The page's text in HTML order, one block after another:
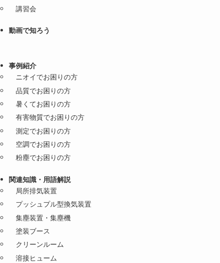
講習会
動画で知ろう
事例紹介
ニオイでお困りの方
品質でお困りの方
暑くてお困りの方
有害物質でお困りの方
測定でお困りの方
空調でお困りの方
粉塵でお困りの方
関連知識・用語解説
局所排気装置
プッシュプル型換気装置
集塵装置・集塵機
塗装ブース
クリーンルーム
溶接ヒューム